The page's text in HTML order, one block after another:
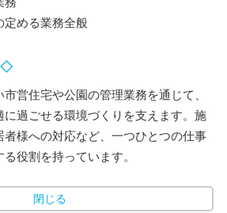
定める業務全般
◇
営住宅や公園の管理業務を通じて、
過ごせる環境づくりを支えます。施
様への対応など、一つひとつの仕事
役割を持っています。
閉じる